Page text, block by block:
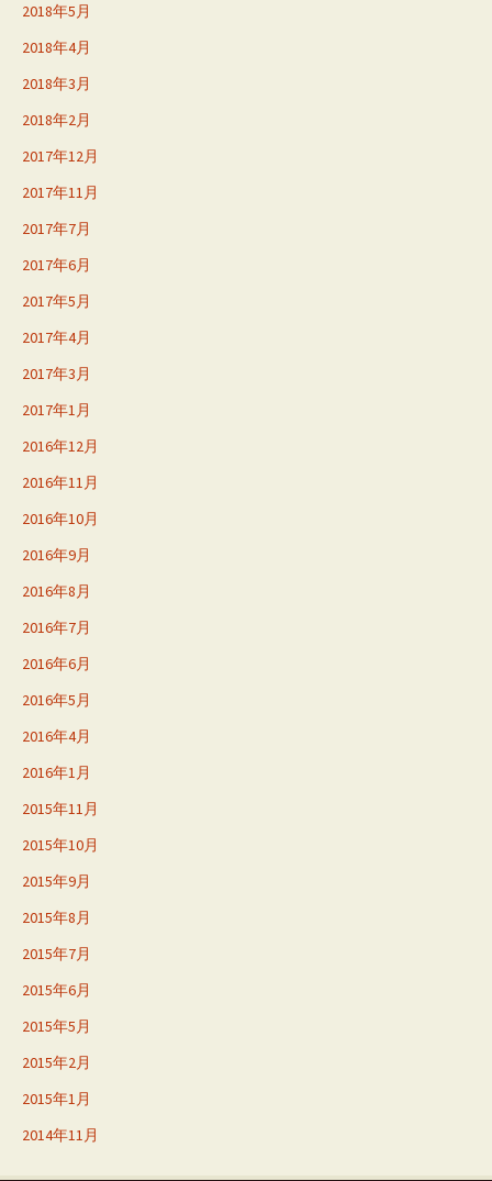
2018年5月
2018年4月
2018年3月
2018年2月
2017年12月
2017年11月
2017年7月
2017年6月
2017年5月
2017年4月
2017年3月
2017年1月
2016年12月
2016年11月
2016年10月
2016年9月
2016年8月
2016年7月
2016年6月
2016年5月
2016年4月
2016年1月
2015年11月
2015年10月
2015年9月
2015年8月
2015年7月
2015年6月
2015年5月
2015年2月
2015年1月
2014年11月